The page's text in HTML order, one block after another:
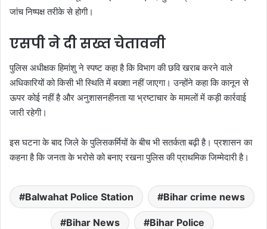
जांच निष्पक्ष तरीके से होगी।
एसपी ने दी सख्त चेतावनी
पुलिस अधीक्षक हिमांशु ने स्पष्ट कहा है कि विभाग की छवि खराब करने वाले
अधिकारियों को किसी भी स्थिति में बख्शा नहीं जाएगा। उन्होंने कहा कि कानून से
ऊपर कोई नहीं है और अनुशासनहीनता या भ्रष्टाचार के मामलों में कड़ी कार्रवाई
जारी रहेगी।
इस घटना के बाद जिले के पुलिसकर्मियों के बीच भी सतर्कता बढ़ी है। प्रशासन का
कहना है कि जनता के भरोसे को बनाए रखना पुलिस की प्राथमिक जिम्मेदारी है।
Balwahat Police Station Bihar crime news
Bihar News Bihar Police